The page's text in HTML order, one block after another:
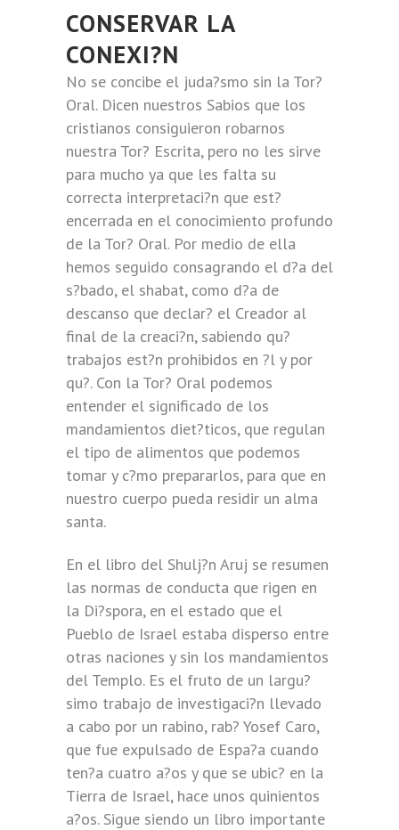
CONSERVAR LA
CONEXI?N
No se concibe el juda?smo sin la Tor?
Oral. Dicen nuestros Sabios que los
cristianos consiguieron robarnos
nuestra Tor? Escrita, pero no les sirve
para mucho ya que les falta su
correcta interpretaci?n que est?
encerrada en el conocimiento profundo
de la Tor? Oral. Por medio de ella
hemos seguido consagrando el d?a del
s?bado, el shabat, como d?a de
descanso que declar? el Creador al
final de la creaci?n, sabiendo qu?
trabajos est?n prohibidos en ?l y por
qu?. Con la Tor? Oral podemos
entender el significado de los
mandamientos diet?ticos, que regulan
el tipo de alimentos que podemos
tomar y c?mo prepararlos, para que en
nuestro cuerpo pueda residir un alma
santa.
En el libro del Shulj?n Aruj se resumen
las normas de conducta que rigen en
la Di?spora, en el estado que el
Pueblo de Israel estaba disperso entre
otras naciones y sin los mandamientos
del Templo. Es el fruto de un largu?
simo trabajo de investigaci?n llevado
a cabo por un rabino, rab? Yosef Caro,
que fue expulsado de Espa?a cuando
ten?a cuatro a?os y que se ubic? en la
Tierra de Israel, hace unos quinientos
a?os. Sigue siendo un libro importante